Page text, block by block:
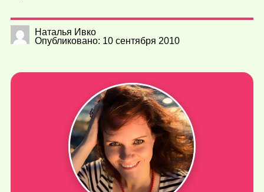
Наталья Ивко
Опубликовано: 10 сентября 2010